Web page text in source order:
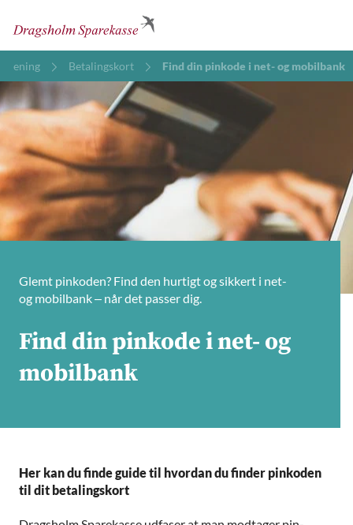
Betalingskort Find din pinkode i net- og mobilbank
Glemt pinkoden? Find den hurtigt og sikkert i net-
og mobilbank – når det passer dig.
Find din pinkode i net- og
mobilbank
Her kan du finde guide til hvordan du finder pinkoden
til dit betalingskort